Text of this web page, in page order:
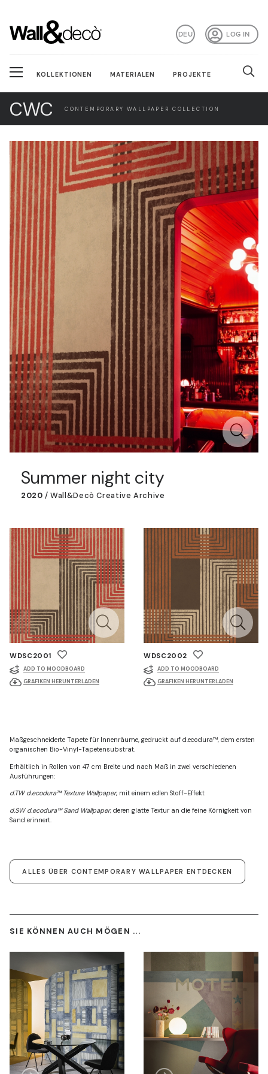
LOG IN
DEU
KOLLEKTIONEN MATERIALEN PROJEKTE
CWC CONTEMPORARY WALLPAPER COLLECTION
Summer night city
2020 / Wall&decò Creative Archive
WDSC2001
ADD TO MOODBOARD
GRAFIKEN HERUNTERLADEN
WDSC2002
ADD TO MOODBOARD
GRAFIKEN HERUNTERLADEN
Maßgeschneiderte Tapete für Innenräume, gedruckt auf d.ecodura™, dem ersten
organischen Bio-Vinyl-Tapetensubstrat.
Erhältlich in Rollen von 47 cm Breite und nach Maß in zwei verschiedenen
Ausführungen:
d.TW d.ecodura™ Texture Wallpaper, mit einem edlen Stoff-Effekt
d.SW d.ecodura™ Sand Wallpaper, deren glatte Textur an die feine Körnigkeit von
Sand erinnert.
ALLES ÜBER CONTEMPORARY WALLPAPER ENTDECKEN
SIE KÖNNEN AUCH MÖGEN ...